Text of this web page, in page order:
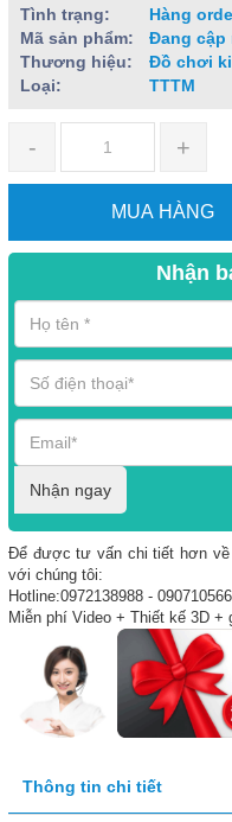
Tình trạng:
Hàng
Mã sản phẩm:
Đang cập
Thương hiệu:
Đồ chơi
Loại:
TTTM
- +
MUA HÀNG
Nhận
Nhận ngay
Để được tư vấn chi tiết hơn về
với chúng tôi:
Hotline:0972138988 -
Miễn phí Video + Thiết kế 3D +
Thông tin chi tiết